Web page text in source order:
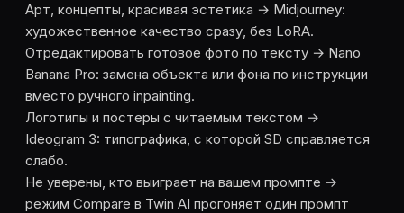
Арт, концепты, красивая эстетика → Midjourney:
художественное качество сразу, без LoRA.
Отредактировать готовое фото по тексту → Nano
Banana Pro: замена объекта или фона по инструкции
вместо ручного inpainting.
Логотипы и постеры с читаемым текстом →
Ideogram 3: типографика, с которой SD справляется
слабо.
Не уверены, кто выиграет на вашем промпте →
режим Compare в Twin AI прогоняет один промпт